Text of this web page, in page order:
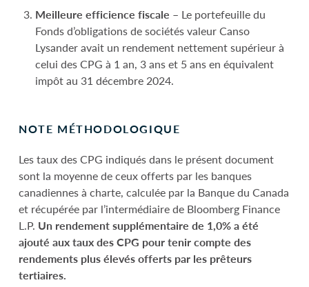
Meilleure efficience fiscale – Le portefeuille du
Fonds d’obligations de sociétés valeur Canso
Lysander avait un rendement nettement supérieur à
celui des CPG à 1 an, 3 ans et 5 ans en équivalent
impôt au 31 décembre 2024.
NOTE MÉTHODOLOGIQUE
Les taux des CPG indiqués dans le présent document
sont la moyenne de ceux offerts par les banques
canadiennes à charte, calculée par la Banque du Canada
et récupérée par l’intermédiaire de Bloomberg Finance
L.P. Un rendement supplémentaire de 1,0% a été
ajouté aux taux des CPG pour tenir compte des
rendements plus élevés offerts par les prêteurs
tertiaires.